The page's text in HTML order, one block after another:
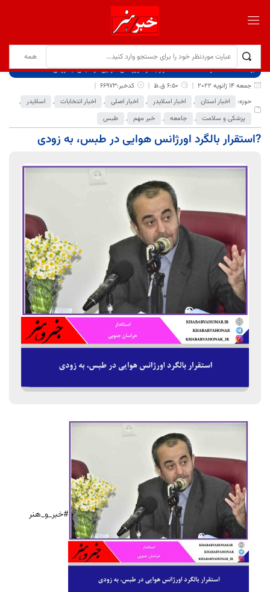
برگ نخست نوشته‌ها
?استقرار بالگرد اورژانس هوایی در طبس، به زودی
جمعه 14 ژانویه 2022
6:50 ق.ظ
کدخبر:66973
حوزه:
اخبار استان , اخبار اسلایدر , اخبار اصلی , اخبار انتخابات , اسلایدر
,
پزشکی و سلامت , جامعه , خبر مهم , طبس
?استقرار بالگرد اورژانس هوایی در طبس، به زودی
#خبر_و_هنر